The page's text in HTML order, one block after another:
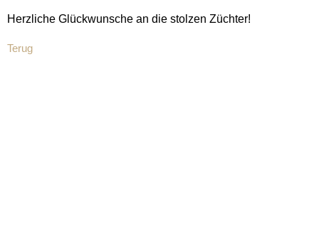
Herzliche Glückwunsche an die stolzen Züchter!
Terug